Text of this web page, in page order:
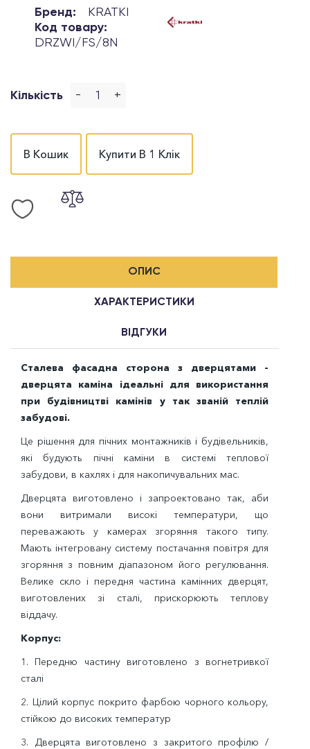
Бренд:
KRATKI
Код товару:
DRZWI/FS/8N
Кількість - +
В Кошик Купити В 1 Клік
ОПИС
ХАРАКТЕРИСТИКИ
ВІДГУКИ
Сталева фасадна сторона з дверцятами -
дверцята каміна ідеальні для використання
при будівництві камінів у так званій теплій
забудові.
Це рішення для пічних монтажників і будівельників,
які будують пічні каміни в системі теплової
забудови, в кахлях і для накопичувальних мас.
Дверцята виготовлено і запроектовано так, аби
вони витримали високі температури, що
переважають у камерах згоряння такого типу.
Мають інтегровану систему постачання повітря для
згоряння з повним діапазоном його регулювання.
Велике скло і передня частина камінних дверцят,
виготовлених зі сталі, прискорюють теплову
віддачу.
Корпус:
1. Передню частину виготовлено з вогнетривкої
сталі
2. Цілий корпус покрито фарбою чорного кольору,
стійкою до високих температур
3. Дверцята виготовлено з закритого профілю /